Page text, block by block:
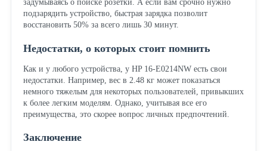
задумываясь о поиске розетки. А если вам срочно нужно
подзарядить устройство, быстрая зарядка позволит
восстановить 50% за всего лишь 30 минут.
Недостатки, о которых стоит помнить
Как и у любого устройства, у HP 16-E0214NW есть свои
недостатки. Например, вес в 2.48 кг может показаться
немного тяжелым для некоторых пользователей, привыкших
к более легким моделям. Однако, учитывая все его
преимущества, это скорее вопрос личных предпочтений.
Заключение